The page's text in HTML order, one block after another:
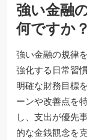
強い金融
何ですか？
強い金融の規律
強化する日常習
明確な財務目標
ーンや改善点を
し、支出が優先
的な金銭観念を